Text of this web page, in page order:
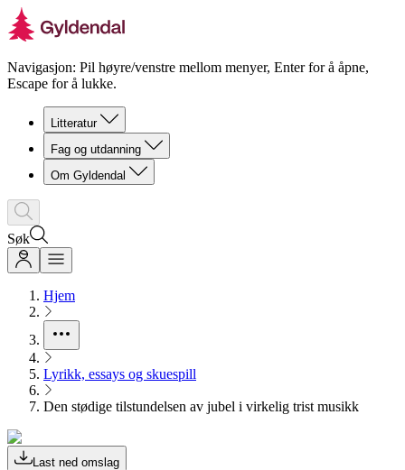
Navigasjon: Pil høyre/venstre mellom menyer, Enter for å åpne,
Escape for å lukke.
Litteratur
Fag og utdanning
Om Gyldendal
Søk
Hjem
Lyrikk, essays og skuespill
Den stødige tilstundelsen av jubel i virkelig trist musikk
Last ned omslag